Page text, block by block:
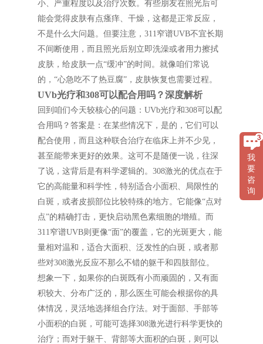
小、严重程度以及治疗次数。有些朋友在照光后可
能会觉得皮肤有点瘙痒、干燥，这都是正常反应，
不是什么大问题。但要注意，311窄谱UVB不宜长期
不间断使用，而且照光后别立即洗澡或者用力擦拭
皮肤，给皮肤一点“缓冲”的时间。就像咱们常说
的，“心急吃不了热豆腐”，皮肤恢复也需要过程。
UVb光疗和308可以配合用吗？深度解析
回到咱们今天较核心的问题：UVb光疗和308可以配
合用吗？答案是：在某些情况下，是的，它们可以
配合使用，而且这种联合治疗在临床上并不少见，
甚至能带来更好的效果。这可不是随便一说，往深
了说，这背后是有科学逻辑的。308激光的优点在于
它的高能量和科学性，特别适合小面积、局限性的
白斑，或者皮损部位比较特殊的地方。它能像“点对
点”的精确打击，更快启动黑色素细胞的增殖。而
311窄谱UVB则更像“面”的覆盖，它的光斑更大，能
量相对温和，适合大面积、泛发性的白斑，或者那
些对308激光反应不那么不错的躯干和四肢部位。
想象一下，如果你的白斑既有小而顽固的，又有面
积较大、分布广泛的，那么医生可能会根据你的具
体情况，灵活地选择组合疗法。对于面部、手部等
小面积的白斑，可能可选择308激光进行科学更快的
治疗；而对于躯干、背部等大面积的白斑，则可以
我
要
咨
询